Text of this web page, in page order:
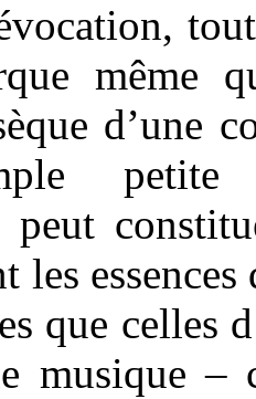
même
d’une
petite
peut
les
que celles
musique –